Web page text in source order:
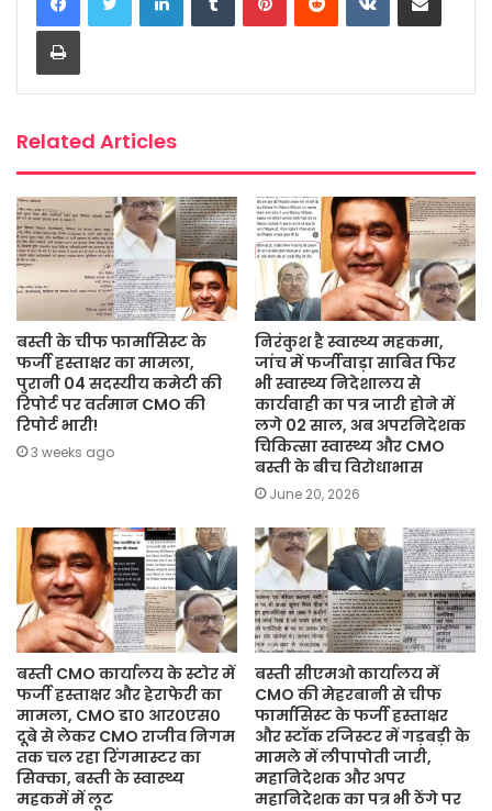
b
o
o
t
s
a
e
Print
Related Articles
बस्ती के चीफ फार्मासिस्ट के
फर्जी हस्ताक्षर का मामला,
पुरानी 04 सदस्यीय कमेटी की
रिपोर्ट पर वर्तमान CMO की
रिपोर्ट भारी!
3 weeks ago
निरंकुश है स्वास्थ्य महकमा,
जांच में फर्जीवाड़ा साबित फिर
भी स्वास्थ्य निदेशालय से
कार्यवाही का पत्र जारी होने में
लगे 02 साल, अब अपरनिदेशक
चिकित्सा स्वास्थ्य और CMO
बस्ती के बीच विरोधाभास
June 20, 2026
बस्ती CMO कार्यालय के स्टोर में
फर्जी हस्ताक्षर और हेराफेरी का
मामला, CMO डा० आर०एस०
दूबे से लेकर CMO राजीव निगम
तक चल रहा रिंगमास्टर का
सिक्का, बस्ती के स्वास्थ्य
महकमें में लूट
बस्ती सीएमओ कार्यालय में
CMO की मेहरबानी से चीफ
फार्मासिस्ट के फर्जी हस्ताक्षर
और स्टॉक रजिस्टर में गड़बड़ी के
मामले में लीपापोती जारी,
महानिदेशक और अपर
महानिदेशक का पत्र भी ठेंगे पर